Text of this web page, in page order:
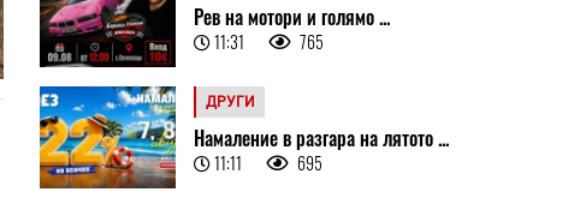
Рев на мотори и голямо ...
11:31 765
ДРУГИ
Намаление в разгара на лятото ...
11:11 695